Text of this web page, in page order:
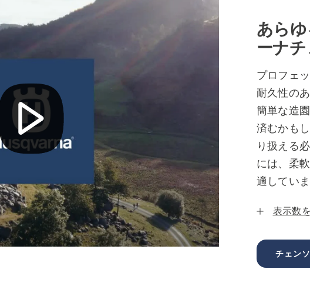
あら
ーナ
プロフェ
耐久性の
簡単な造
済むかも
り扱える
には、柔
適してい
表示数
チェン